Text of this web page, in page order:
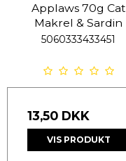
Applaws 70g Cat
Makrel & Sardin
5060333433451
13,50 DKK
VIS PRODUKT